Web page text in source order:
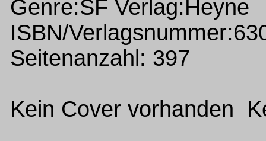
Genre:SF Verlag:Heyne
ISBN/
Seitenanzahl: 397
Kein Cover vorhanden